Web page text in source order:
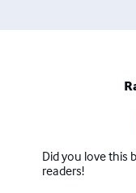
Did you love this
readers!